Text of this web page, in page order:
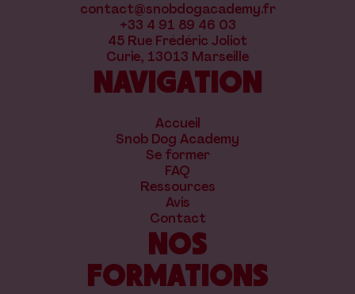
contact@snobdogacademy.fr
+33 4 91 89 46 03
45 Rue Frédéric Joliot
Curie, 13013 Marseille
NAVIGATION
Accueil
Snob Dog Academy
Se former
FAQ
Ressources
Avis
Contact
NOS
FORMATIONS